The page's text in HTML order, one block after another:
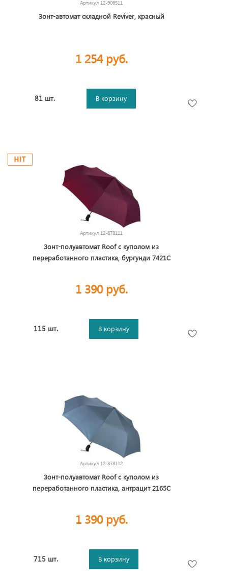
Артикул 12-906511
Зонт-автомат складной Reviver, красный
1 254 руб.
81 шт. В корзину
Артикул 12-878111
Зонт-полуавтомат Roof с куполом из
переработанного пластика, бургунди 7421C
1 390 руб.
115 шт. В корзину
Артикул 12-878112
Зонт-полуавтомат Roof с куполом из
переработанного пластика, антрацит 2165C
1 390 руб.
715 шт. В корзину